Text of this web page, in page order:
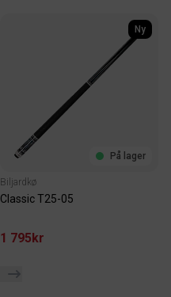
Ny
På lager
Biljardkø
Classic T25-05
1 795kr